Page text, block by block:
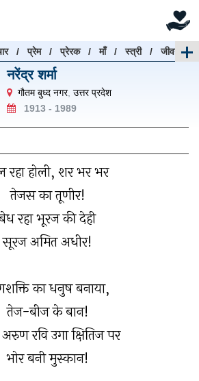
/प्रेम/प्रेरक/माँ/स्त्री/जीवन
नरेंद्र शर्मा
गौतम बुध्द नगर, उत्तर प्रदेश
1913 - 1989
होली, शर भर भर
तेजस का तूणीर!
रहा भूरज की देही
सूरज अमित अधीर!
का धनुष बनाया,
तेज-बीज के बान!
रवि उगा क्षितिज पर
भोर बनी मुस्कान!
दी गई बॉक्स में हिन्दी में लिखें और
करें
खोजें